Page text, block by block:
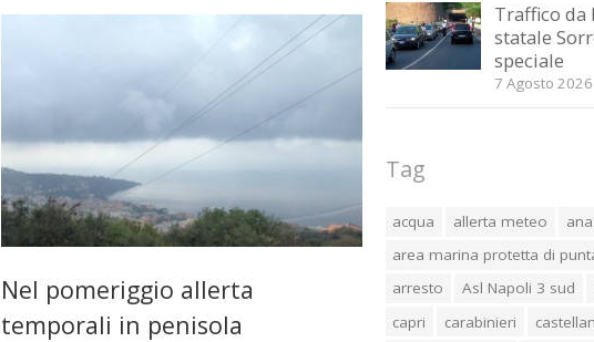
Nel pomeriggio allerta
temporali in penisola
Traffico da
statale
speciale
7 Agosto 2026
Tag
acqua allerta meteo
area marina protetta di
arresto
Asl Napoli 3 sud
capri
carabinieri